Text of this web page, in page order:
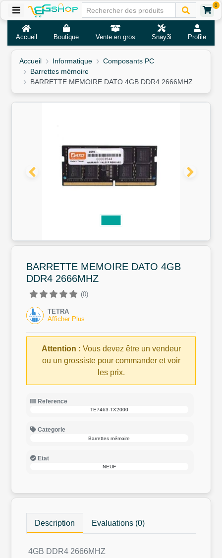
0
Accueil Boutique Vente en gros Snay3i Profile
Accueil Informatique
Composants PC
Barrettes mémoire
BARRETTE MEMOIRE DATO 4GB DDR4 2666MHZ
BARRETTE MEMOIRE DATO 4GB
DDR4 2666MHZ
(0)
TETRA
Afficher Plus
Attention : Vous devez être un vendeur
ou un grossiste pour commander et voir
les prix.
Reference
TE7463-TX2000
Categorie
Barrettes mémoire
Etat
NEUF
Description Evaluations (0)
4GB DDR4 2666MHZ